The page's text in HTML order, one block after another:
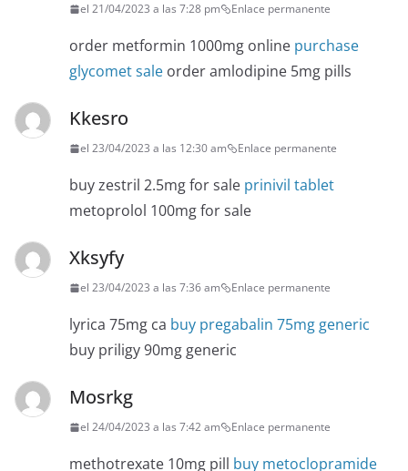
el 21/04/2023 a las 7:28 pm Enlace permanente
order metformin 1000mg online purchase
glycomet sale order amlodipine 5mg pills
Kkesro
el 23/04/2023 a las 12:30 am Enlace permanente
buy zestril 2.5mg for sale prinivil tablet
metoprolol 100mg for sale
Xksyfy
el 23/04/2023 a las 7:36 am Enlace permanente
lyrica 75mg ca buy pregabalin 75mg generic
buy priligy 90mg generic
Mosrkg
el 24/04/2023 a las 7:42 am Enlace permanente
methotrexate 10mg pill buy metoclopramide